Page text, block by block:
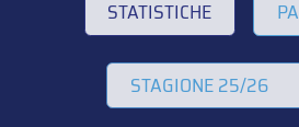
STATISTICHE